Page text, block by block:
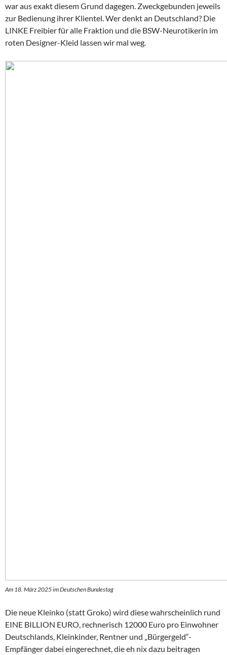
war aus exakt diesem Grund dagegen. Zweckgebunden jeweils
zur Bedienung ihrer Klientel. Wer denkt an Deutschland? Die
LINKE Freibier für alle Fraktion und die BSW-Neurotikerin im
roten Designer-Kleid lassen wir mal weg.
Am 18. März 2025 im Deutschen Bundestag
Die neue Kleinko (statt Groko) wird diese wahrscheinlich rund
EINE BILLION EURO, rechnerisch 12000 Euro pro Einwohner
Deutschlands, Kleinkinder, Rentner und „Bürgergeld“-
Empfänger dabei eingerechnet, die eh nix dazu beitragen